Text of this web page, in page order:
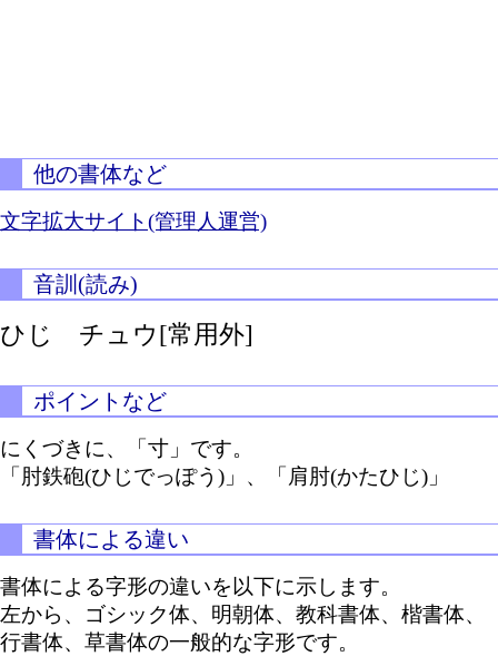
他の書体など
文字拡大サイト(管理人運営)
音訓(読み)
ひじ チュウ[常用外]
ポイントなど
にくづきに、「寸」です。
「肘鉄砲(ひじでっぽう)」、「肩肘(かたひじ)」
書体による違い
書体による字形の違いを以下に示します。
左から、ゴシック体、明朝体、教科書体、楷書体、
行書体、草書体の一般的な字形です。